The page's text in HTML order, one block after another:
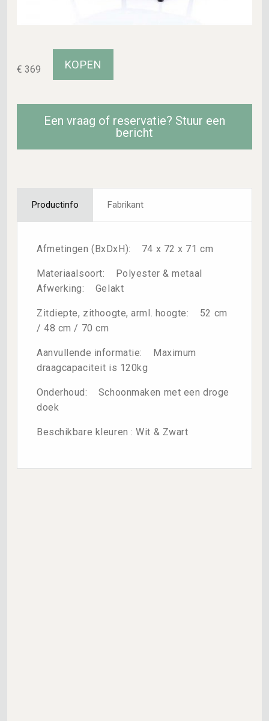
€ 369
Een vraag of reservatie? Stuur een
bericht
Productinfo Fabrikant
Afmetingen (BxDxH): 74 x 72 x 71 cm
Materiaalsoort: Polyester & metaal
Afwerking: Gelakt
Zitdiepte, zithoogte, arml. hoogte: 52 cm
/ 48 cm / 70 cm
Aanvullende informatie: Maximum
draagcapaciteit is 120kg
Onderhoud: Schoonmaken met een droge
doek
Beschikbare kleuren : Wit & Zwart